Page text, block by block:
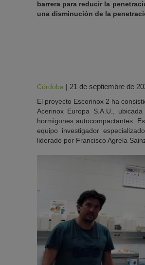
barrera para reducir la
una disminución de la
Córdoba | 21 de septiembre de
El proyecto Escorinox 2 ha
Acerinox Europa S.A.U.,
hormigones autocompactantes.
equipo investigador
liderado por Francisco Agrela